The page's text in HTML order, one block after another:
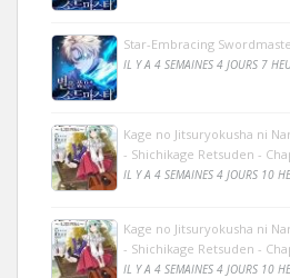
Star-Embracing
IL Y A 4 SEMAINES 4 JOURS 7
Kage no Jitsuryokusha ni
- Shichikage Retsuden -
IL Y A 4 SEMAINES 4 JOURS 10
Kage no Jitsuryokusha ni
- Shichikage Retsuden -
IL Y A 4 SEMAINES 4 JOURS 10